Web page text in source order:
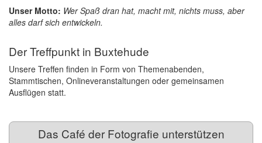
Unser Motto: Wer Spaß dran hat, macht mit, nichts muss, aber
alles darf sich entwickeln.
Der Treffpunkt in Buxtehude
Unsere Treffen finden in Form von Themenabenden,
Stammtischen, Onlineveranstaltungen oder gemeinsamen
Ausflügen statt.
Das Café der Fotografie unterstützen